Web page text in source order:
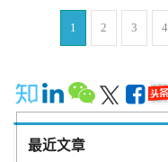
绪模型。 关于 Adaptive ML Adaptive ML公司成立于2023年，由
Baptiste Pannier、Julien
Gen人工智能平台的公司
和反馈，提供有助于获得
企业都能利用不断学习的
关键业务指标。
团队免于手动回答临时数据请求的痛苦。
Robert Van Den Bergh说：
自业务部门的问题。对数
可能会改变他们的业务。
助团队成员自助回答他们的数据问题。 在过去
了包括贝恩公司在内的旗舰
公司合伙人Ian Weber评论
大型复杂数据集进行分析
1 2 3 4
最近文章